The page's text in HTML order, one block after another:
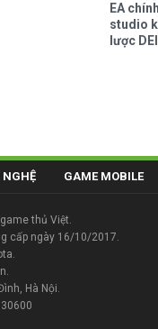
EA
studio
lược DEI
NGHỆ GAME MOBILE
thủ Việt.
cấp ngày 16/10/2017.
Hà Nội.